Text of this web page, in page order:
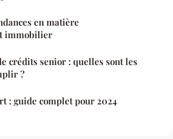
en matière
immobilier
crédits senior : quelles sont les
?
: guide complet pour 2024